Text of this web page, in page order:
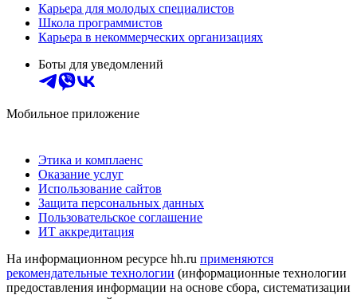
Карьера для молодых специалистов
Школа программистов
Карьера в некоммерческих организациях
Боты для уведомлений
Мобильное приложение
Этика и комплаенс
Оказание услуг
Использование сайтов
Защита персональных данных
Пользовательское соглашение
ИТ аккредитация
На информационном ресурсе hh.ru применяются
рекомендательные технологии (информационные технологии
предоставления информации на основе сбора, систематизации